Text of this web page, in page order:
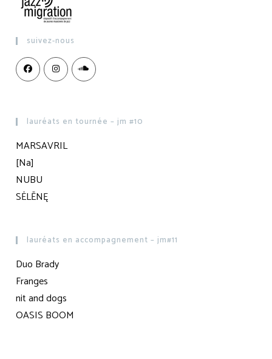
suivez-nous
lauréats en tournée – jm #10
MARSAVRIL
[Na]
NUBU
SĖLĒNĘ
lauréats en accompagnement – jm#11
Duo Brady
Franges
nit and dogs
OASIS BOOM